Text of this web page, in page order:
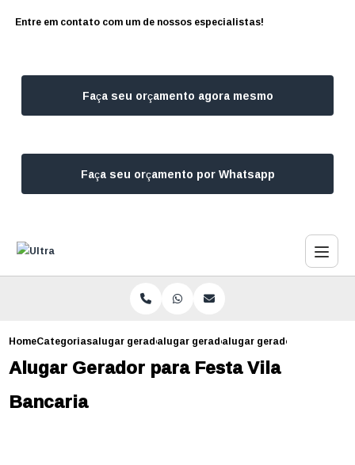
Entre em contato com um de nossos especialistas!
Faça seu orçamento agora mesmo
Faça seu orçamento por Whatsapp
HomeCategoriasalugar geradoresalugar gerador de energiaalugar gerador para festa
Alugar Gerador para Festa Vila
Bancaria